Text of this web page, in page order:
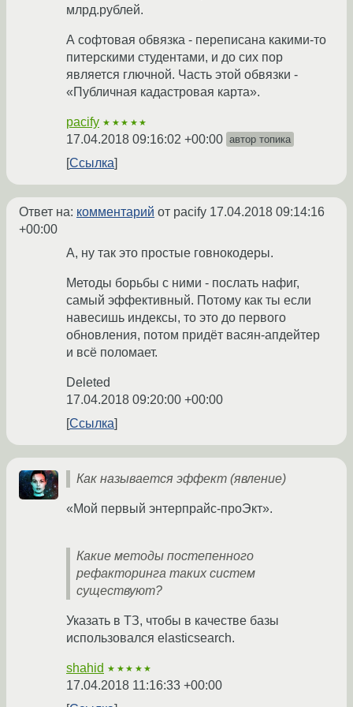
млрд.рублей.
А софтовая обвязка - переписана какими-то
питерскими студентами, и до сих пор
является глючной. Часть этой обвязки -
«Публичная кадастровая карта».
pacify ★★★★★
17.04.2018 09:16:02 +00:00 автор топика
Ссылка
Ответ на: комментарий от pacify 17.04.2018 09:14:16
+00:00
А, ну так это простые говнокодеры.
Методы борьбы с ними - послать нафиг,
самый эффективный. Потому как ты если
навесишь индексы, то это до первого
обновления, потом придёт васян-апдейтер
и всё поломает.
Deleted
17.04.2018 09:20:00 +00:00
Ссылка
Как называется эффект (явление)
«Мой первый энтерпрайс-проЭкт».
Какие методы постепенного
рефакторинга таких систем
существуют?
Указать в ТЗ, чтобы в качестве базы
использовался elasticsearch.
shahid ★★★★★
17.04.2018 11:16:33 +00:00